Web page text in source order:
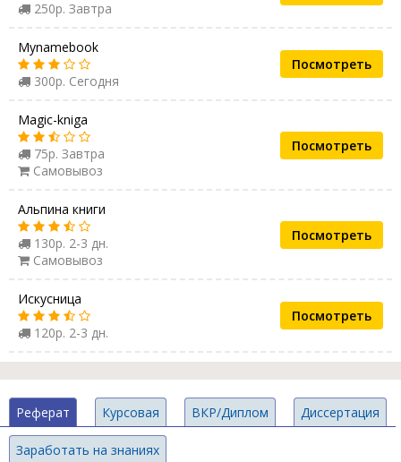
250р. Завтра
Mynamebook
300р. Сегодня
Посмотреть
Magic-kniga
75р. Завтра
Самовывоз
Посмотреть
Альпина книги
130р. 2-3 дн.
Самовывоз
Посмотреть
Искусница
120р. 2-3 дн.
Посмотреть
Реферат Курсовая ВКР/Диплом Диссертация
Заработать на знаниях